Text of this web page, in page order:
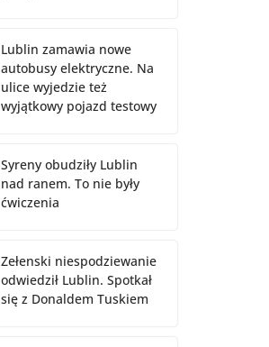
Lublin zamawia nowe
autobusy elektryczne. Na
ulice wyjedzie też
wyjątkowy pojazd testowy
Syreny obudziły Lublin
nad ranem. To nie były
ćwiczenia
Zełenski niespodziewanie
odwiedził Lublin. Spotkał
się z Donaldem Tuskiem